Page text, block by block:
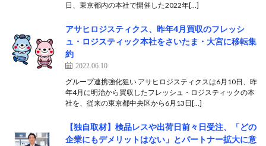
日、東京都内の本社で開催した2022年[…]
アサヒロジスティクス、昨年4月買収のフレッシ
ュ・ロジスティック本社をさいたま・大宮に移転集
約
2022.06.10
グループ連携強化狙い アサヒロジスティクスは6月10日、昨
年4月に明治から買収したフレッシュ・ロジスティックの本
社を、従来の東京都中央区から6月13日[…]
【独自取材】検品レスや出荷日前々日受注、「どの
企業にもデメリットはない」とパートナー拡大に意